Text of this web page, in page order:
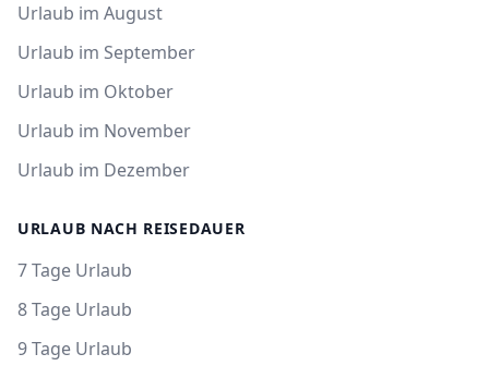
Urlaub im August
Urlaub im September
Urlaub im Oktober
Urlaub im November
Urlaub im Dezember
URLAUB NACH REISEDAUER
7 Tage Urlaub
8 Tage Urlaub
9 Tage Urlaub